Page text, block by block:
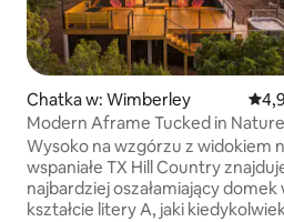
Chatka w: Wimberley
Modern Aframe Tucked in
tub & view**
Wysoko na wzgórzu z widokiem
wspaniałe TX Hill Country
najbardziej oszałamiający domek
kształcie litery A, jaki